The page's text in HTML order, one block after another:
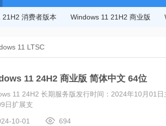
21H2 消费者版本 Windows 11 21H2 商业版
11 LTSC
11 24H2 商业版 简体中文 64位
11 24H2 长期服务版发行时间：2024年10月01
日扩展支
10-01 694